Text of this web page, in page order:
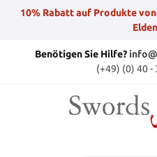
10% Rabatt auf Produkte von
Benötigen Sie Hilfe?
(+49) (0) 40 -